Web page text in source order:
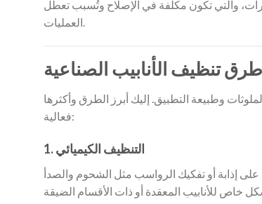
والتي تكون مكلفة في الإصلاح وتُسبب تعطل
العمليات.
طرق تنظيف الأنابيب الصناعية
وطبيعة التطبيق. إليك أبرز الطرق وأكثرها
فعالية:
1. التنظيف الكيميائي
إذابة أو تفكيك الرواسب مثل الشحوم والصدأ